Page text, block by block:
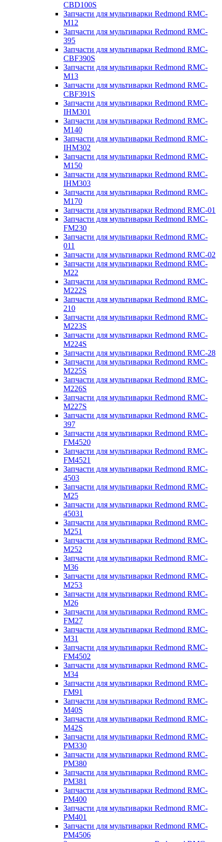
CBD100S
Запчасти для мультиварки Redmond RMC-
M12
Запчасти для мультиварки Redmond RMC-
395
Запчасти для мультиварки Redmond RMC-
CBF390S
Запчасти для мультиварки Redmond RMC-
M13
Запчасти для мультиварки Redmond RMC-
CBF391S
Запчасти для мультиварки Redmond RMC-
IHM301
Запчасти для мультиварки Redmond RMC-
M140
Запчасти для мультиварки Redmond RMC-
IHM302
Запчасти для мультиварки Redmond RMC-
M150
Запчасти для мультиварки Redmond RMC-
IHM303
Запчасти для мультиварки Redmond RMC-
M170
Запчасти для мультиварки Redmond RMC-01
Запчасти для мультиварки Redmond RMC-
FM230
Запчасти для мультиварки Redmond RMC-
011
Запчасти для мультиварки Redmond RMC-02
Запчасти для мультиварки Redmond RMC-
M22
Запчасти для мультиварки Redmond RMC-
M222S
Запчасти для мультиварки Redmond RMC-
210
Запчасти для мультиварки Redmond RMC-
M223S
Запчасти для мультиварки Redmond RMC-
M224S
Запчасти для мультиварки Redmond RMC-28
Запчасти для мультиварки Redmond RMC-
M225S
Запчасти для мультиварки Redmond RMC-
M226S
Запчасти для мультиварки Redmond RMC-
M227S
Запчасти для мультиварки Redmond RMC-
397
Запчасти для мультиварки Redmond RMC-
FM4520
Запчасти для мультиварки Redmond RMC-
FM4521
Запчасти для мультиварки Redmond RMC-
4503
Запчасти для мультиварки Redmond RMC-
M25
Запчасти для мультиварки Redmond RMC-
45031
Запчасти для мультиварки Redmond RMC-
M251
Запчасти для мультиварки Redmond RMC-
M252
Запчасти для мультиварки Redmond RMC-
M36
Запчасти для мультиварки Redmond RMC-
M253
Запчасти для мультиварки Redmond RMC-
M26
Запчасти для мультиварки Redmond RMC-
FM27
Запчасти для мультиварки Redmond RMC-
M31
Запчасти для мультиварки Redmond RMC-
FM4502
Запчасти для мультиварки Redmond RMC-
M34
Запчасти для мультиварки Redmond RMC-
FM91
Запчасти для мультиварки Redmond RMC-
M40S
Запчасти для мультиварки Redmond RMC-
M42S
Запчасти для мультиварки Redmond RMC-
PM330
Запчасти для мультиварки Redmond RMC-
PM380
Запчасти для мультиварки Redmond RMC-
PM381
Запчасти для мультиварки Redmond RMC-
PM400
Запчасти для мультиварки Redmond RMC-
PM401
Запчасти для мультиварки Redmond RMC-
PM4506